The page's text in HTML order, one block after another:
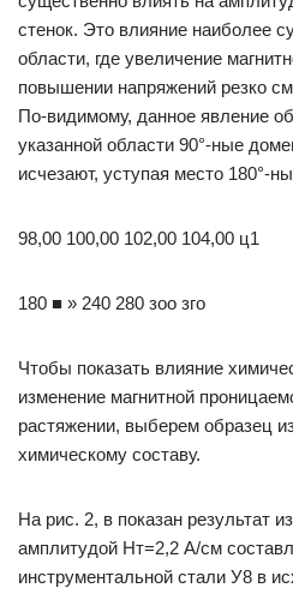
стенок. Это влияние наиболее
области, где увеличение
повышении напряжений резко
По-видимому, данное явление
указанной области 90°-ные
исчезают, уступая место 180°-
98,00 100,00 102,00 104,00 ц1
180 ■ » 240 280 зоо зго
Чтобы показать влияние
изменение магнитной
растяжении, выберем образец
химическому составу.
На рис. 2, в показан результат
амплитудой Нт=2,2 А/см
инструментальной стали У8 в